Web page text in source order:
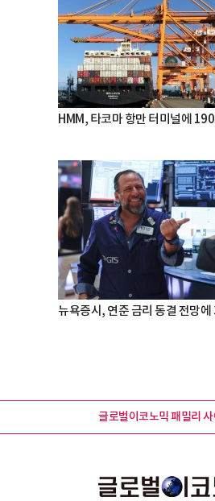
HMM, 타코마 항만 터미널에
뉴욕증시, 연준 금리 동결 전망에
글로벌이코노믹 패밀리